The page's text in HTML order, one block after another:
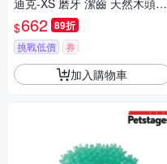
迪克-XS 磨牙 潔齒 天然木頭香
狗狗潔牙玩具 狗玩具 全犬適用
$662 89折
挑戰低價 券
加入購物車